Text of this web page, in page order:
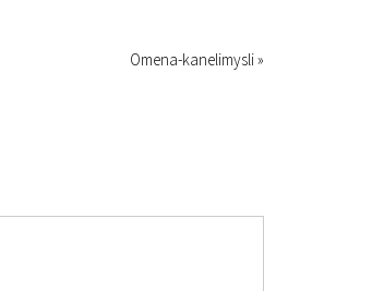
Omena-kanelimysli »